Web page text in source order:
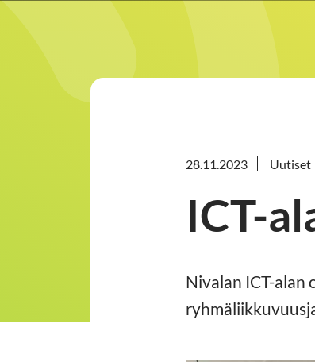
28.11.2023 Uutiset
ICT-
Nivalan ICT-alan